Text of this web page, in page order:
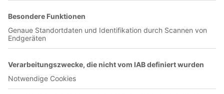
Jetzt in der App abspielen